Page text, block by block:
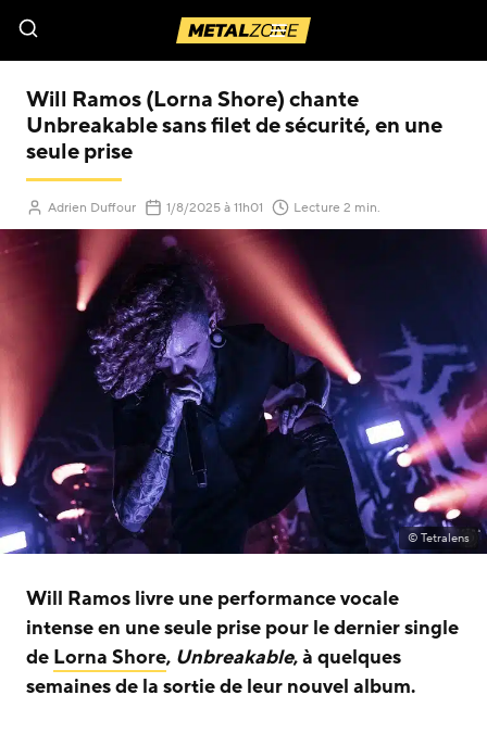
Menu
Will Ramos (Lorna Shore) chante
Unbreakable sans filet de sécurité, en une
seule prise
Adrien Duffour 1/8/2025(Mis à jour le )
à 11h01 Lecture 2 min.
© Tetralens
Will Ramos livre une performance vocale
intense en une seule prise pour le dernier single
de Lorna Shore, Unbreakable, à quelques
semaines de la sortie de leur nouvel album.